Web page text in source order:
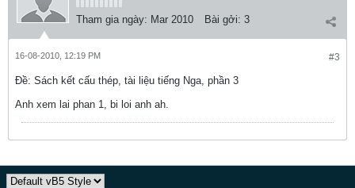
Tham gia ngày: Mar 2010 Bài gởi: 3
#3
16-08-2010, 12:19 PM
Ðề: Sách kết cấu thép, tài liệu tiếng Nga, phần 3
Anh xem lai phan 1, bi loi anh ah.